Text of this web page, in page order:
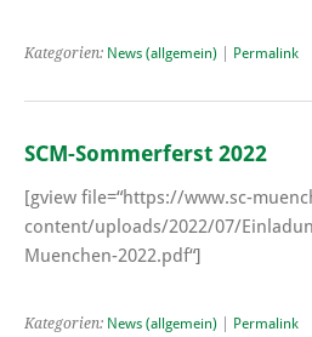
Kategorien: News (allgemein) Permalink
SCM-Sommerferst 2022
[gview file=“https://www.sc-
content/uploads/2022/07/
Muenchen-2022.pdf“]
Kategorien: News (allgemein) Permalink